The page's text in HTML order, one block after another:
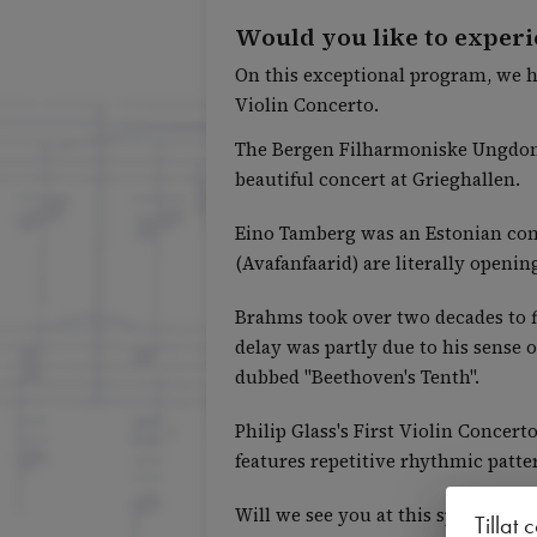
Would you like to
On this exceptional program, we
Violin Concerto.
The Bergen Filharmoniske
beautiful concert at Grieghallen.
Eino Tamberg was an Estonian
(Avafanfaarid) are literally
Brahms took over two decades
delay was partly due to his sense
dubbed "Beethoven's Tenth".
Philip Glass's First Violin
features repetitive rhythmic
Will we see you at this specialTillat